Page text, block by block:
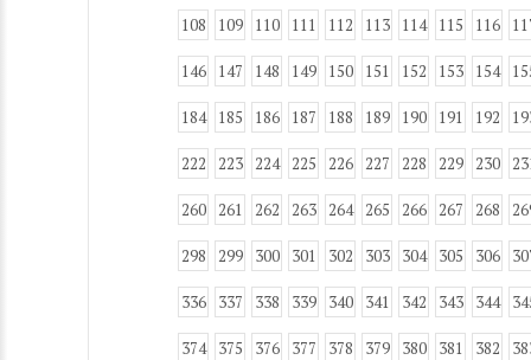
108 109 110 111 112 113 114 115 116
146 147 148 149 150 151 152 153 154
184 185 186 187 188 189 190 191 192
222 223 224 225 226 227 228 229 230
260 261 262 263 264 265 266 267 268
298 299 300 301 302 303 304 305 306
336 337 338 339 340 341 342 343 344
374 375 376 377 378 379 380 381 382